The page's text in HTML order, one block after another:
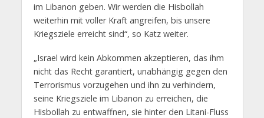
im Libanon geben. Wir werden die Hisbollah
weiterhin mit voller Kraft angreifen, bis unsere
Kriegsziele erreicht sind“, so Katz weiter.
„Israel wird kein Abkommen akzeptieren, das ihm
nicht das Recht garantiert, unabhängig gegen den
Terrorismus vorzugehen und ihn zu verhindern,
seine Kriegsziele im Libanon zu erreichen, die
Hisbollah zu entwaffnen, sie hinter den Litani-Fluss